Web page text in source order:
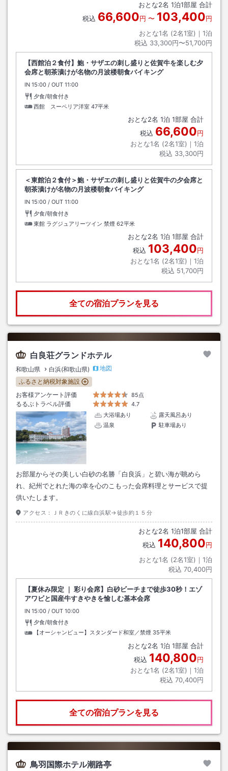
おとな2名 1泊1部屋 合計
税込 66,600円 〜 103,400円
おとな1名 (2名1室)｜ 1泊
税込 33,300円〜51,700円
【西館泊２食付】鮑・サザエの刺し盛りと佐賀牛を楽しむ夕
会席と朝茶漬けが名物の月波楼朝食バイキング
IN チェックイン
15:00 / OUT チェックアウト
11:00
夕食/朝食付き
西館 スーペリア洋室 47平米
おとな2名 1泊 1部屋 合計
税込 66,600円
おとな1名 (2名1室)｜ 1泊
税込 33,300円
＜東館泊２食付＞鮑・サザエの刺し盛りと佐賀牛の夕会席と
朝茶漬けが名物の月波楼朝食バイキング
IN チェックイン
15:00 / OUT チェックアウト
11:00
夕食/朝食付き
東館 ラグジュアリーツイン 禁煙 62平米
おとな2名 1泊 1部屋 合計
税込 103,400円
おとな1名 (2名1室)｜ 1泊
税込 51,700円
全ての宿泊プランを見る
白良荘グランドホテル
和歌山県 白浜(和歌山県)
地図
ふるさと納税対象施設
お客様アンケート評価
85点
るるぶトラベル評価
4.7
大浴場あり
露天風呂あり
温泉
駐車場あり
お部屋からその美しい白砂の名勝「白良浜」と碧い海が眺めら
れ、紀州でとれた海の幸を心のこもった会席料理とサービスで提
供いたします。
アクセス： ＪＲきのくに線白浜駅→徒歩約１５分
おとな2名 1泊1部屋 合計
税込 140,800円
おとな1名 (2名1室)｜ 1泊
税込 70,400円
【夏休み限定 ｜ 彩り会席】白砂ビーチまで徒歩30秒！エゾ
アワビと国産牛すきやきを愉しむ基本会席
IN チェックイン
15:00 / OUT チェックアウト
10:00
夕食/朝食付き
【オーシャンビュー】スタンダード和室／禁煙 35平米
おとな2名 1泊 1部屋 合計
税込 140,800円
おとな1名 (2名1室)｜ 1泊
税込 70,400円
全ての宿泊プランを見る
鳥羽国際ホテル潮路亭